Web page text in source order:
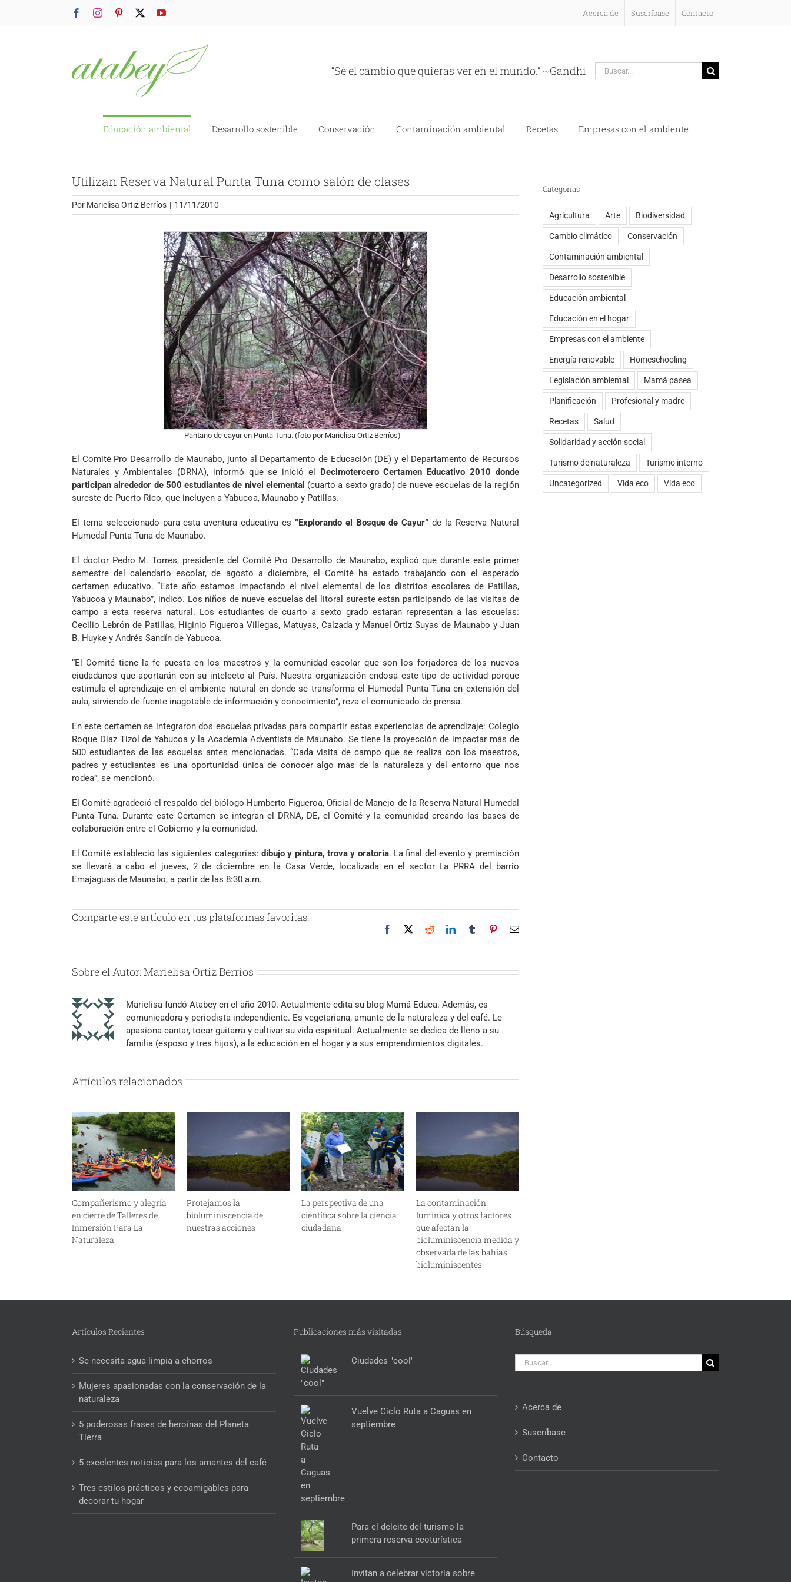
FacebookInstagramPinterest YouTube Acerca de Suscríbase Contacto
“Sé el cambio que quieras ver en el mundo.” ~Gandhi Buscar:
Educación ambiental Desarrollo sostenible Conservación Contaminación ambiental Recetas Empresas con el ambiente
Utilizan Reserva Natural Punta Tuna como salón de clases
Por Marielisa Ortiz Berríos | 11/11/2010
Pantano de cayur en Punta Tuna. (foto por Marielisa Ortiz Berríos)
El Comité Pro Desarrollo de Maunabo, junto al Departamento de Educación (DE) y el Departamento de Recursos
Naturales y Ambientales (DRNA), informó que se inició el Decimotercero Certamen Educativo 2010 donde
participan alrededor de 500 estudiantes de nivel elemental (cuarto a sexto grado) de nueve escuelas de la región
sureste de Puerto Rico, que incluyen a Yabucoa, Maunabo y Patillas.
El tema seleccionado para esta aventura educativa es “Explorando el Bosque de Cayur” de la Reserva Natural
Humedal Punta Tuna de Maunabo.
El doctor Pedro M. Torres, presidente del Comité Pro Desarrollo de Maunabo, explicó que durante este primer
semestre del calendario escolar, de agosto a diciembre, el Comité ha estado trabajando con el esperado
certamen educativo. “Este año estamos impactando el nivel elemental de los distritos escolares de Patillas,
Yabucoa y Maunabo”, indicó. Los niños de nueve escuelas del litoral sureste están participando de las visitas de
campo a esta reserva natural. Los estudiantes de cuarto a sexto grado estarán representan a las escuelas:
Cecilio Lebrón de Patillas, Higinio Figueroa Villegas, Matuyas, Calzada y Manuel Ortiz Suyas de Maunabo y Juan
B. Huyke y Andrés Sandín de Yabucoa.
“El Comité tiene la fe puesta en los maestros y la comunidad escolar que son los forjadores de los nuevos
ciudadanos que aportarán con su intelecto al País. Nuestra organización endosa este tipo de actividad porque
estimula el aprendizaje en el ambiente natural en donde se transforma el Humedal Punta Tuna en extensión del
aula, sirviendo de fuente inagotable de información y conocimiento”, reza el comunicado de prensa.
En este certamen se integraron dos escuelas privadas para compartir estas experiencias de aprendizaje: Colegio
Roque Díaz Tizol de Yabucoa y la Academia Adventista de Maunabo. Se tiene la proyección de impactar más de
500 estudiantes de las escuelas antes mencionadas. “Cada visita de campo que se realiza con los maestros,
padres y estudiantes es una oportunidad única de conocer algo más de la naturaleza y del entorno que nos
rodea”, se mencionó.
El Comité agradeció el respaldo del biólogo Humberto Figueroa, Oficial de Manejo de la Reserva Natural Humedal
Punta Tuna. Durante este Certamen se integran el DRNA, DE, el Comité y la comunidad creando las bases de
colaboración entre el Gobierno y la comunidad.
El Comité estableció las siguientes categorías:dibujo y pintura, trova y oratoria. La final del evento y premiación
se llevará a cabo el jueves, 2 de diciembre en la Casa Verde, localizada en el sector La PRRA del barrio
Emajaguas de Maunabo, a partir de las 8:30 a.m.
Comparte este artículo en tus plataformas favoritas:
Facebook
X RedditLinkedInTumblrPinterestCorreo
electrónico
Sobre el Autor:Marielisa Ortiz Berríos
Marielisa fundó Atabey en el año 2010. Actualmente edita su blog Mamá Educa. Además, es
comunicadora y periodista independiente. Es vegetariana, amante de la naturaleza y del café. Le
apasiona cantar, tocar guitarra y cultivar su vida espiritual. Actualmente se dedica de lleno a su
familia (esposo y tres hijos), a la educación en el hogar y a sus emprendimientos digitales.
Artículos relacionados
Compañerismo y alegría
en cierre de Talleres de
Inmersión Para La
Naturaleza
Protejamos la
bioluminiscencia de
nuestras acciones
La perspectiva de una
científica sobre la ciencia
ciudadana
La contaminación
lumínica y otros factores
que afectan la
bioluminiscencia medida y
observada de las bahías
bioluminiscentes
Categorías
Agricultura Arte Biodiversidad
Cambio climático Conservación
Contaminación ambiental
Desarrollo sostenible
Educación ambiental
Educación en el hogar
Empresas con el ambiente
Energía renovable Homeschooling
Legislación ambiental Mamá pasea
Planificación Profesional y madre
Recetas Salud
Solidaridad y acción social
Turismo de naturaleza Turismo interno
Uncategorized Vida eco Vida eco
Artículos Recientes
Se necesita agua limpia a chorros
Mujeres apasionadas con la conservación de la
naturaleza
5 poderosas frases de heroínas del Planeta
Tierra
5 excelentes noticias para los amantes del café
Tres estilos prácticos y ecoamigables para
decorar tu hogar
Publicaciones más visitadas
Ciudades "cool"
Vuelve Ciclo Ruta a Caguas en
septiembre
Para el deleite del turismo la
primera reserva ecoturística
Invitan a celebrar victoria sobre
Búsqueda
Buscar:
Acerca de
Suscríbase
Contacto